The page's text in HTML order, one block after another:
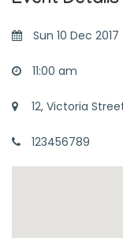
Sun 10 Dec 2017
11:00 am
12, Victoria
123456789